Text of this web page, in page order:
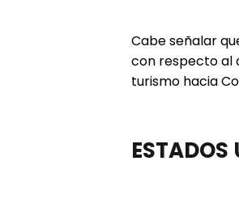
Cabe señalar
con respecto al
turismo hacia